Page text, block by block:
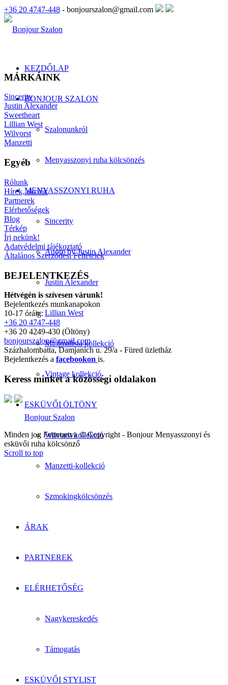
+36 20 4747-448 - bonjourszalon@gmail.com
KEZDŐLAP
BONJOUR SZALON
Szalonunkról
Menyasszonyi ruha kölcsönzés
MENYASSZONYI RUHA
Sincerity
Adore by Justin Alexander
Justin Alexander
Lillian West
Minimalista kollekció
Vintage kollekció
ESKÜVŐI ÖLTÖNY
Wilvorst kollekció
Manzetti-kollekció
Szmokingkölcsönzés
ÁRAK
PARTNEREK
ELÉRHETŐSÉG
Nagykereskedés
Támogatás
ESKÜVŐI STYLIST
MÁRKÁINK
Sincerity
Justin Alexander
Sweetheart
Lillian West
Wilvorst
Manzetti
Egyéb
Rólunk
Hírek, akciók
Partnerek
Elérhetőségek
Blog
Térkép
Írj nekünk!
Adatvédelmi tájékoztató
Általános Szerződési Feltételek
BEJELENTKEZÉS
Hétvégén is szívesen várunk!
Bejelentkezés munkanapokon
10-17 óráig:
+36 20 4747-448
+36 20 4249-430 (Öltöny)
bonjourszalon@gmail.com
Százhalombatta, Damjanich u. 29/a - Füred üzletház
Bejelentkezés a facebookon is.
Keress minket a közösségi oldalakon
Bonjour Szalon
Minden jog Fenntartva © Copyright - Bonjour Menyasszonyi és
esküvői ruha kölcsönző
Scroll to top